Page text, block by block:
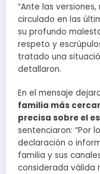
“Ante las
circulado en las
su profundo
respeto y
tratado una
detallaron.
En el mensaje
familia más
precisa sobre el
sentenciaron: “Por
declaración o
familia y sus
considerada válida